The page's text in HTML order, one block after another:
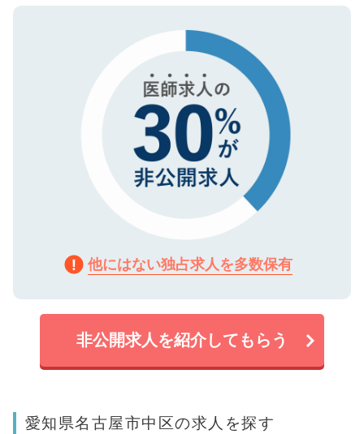
で、機密保持に関してもご安心ください。
ので、まずはご登録ください。
他にはない独占求人を多数保有
非公開求人を紹介してもらう
愛知県名古屋市中区の求人を探す